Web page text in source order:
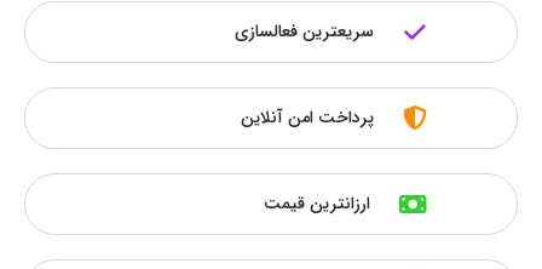
سریعترین فعالسازی
پرداخت امن آنلاین
ارزانترین قیمت